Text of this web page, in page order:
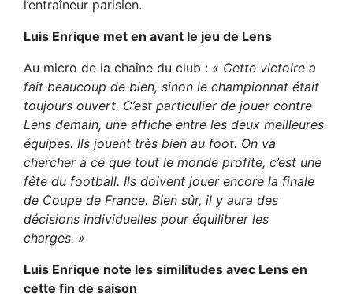
l’entraîneur parisien.
Luis Enrique met en avant le jeu de Lens
Au micro de la chaîne du club : « Cette victoire a
fait beaucoup de bien, sinon le championnat était
toujours ouvert. C’est particulier de jouer contre
Lens demain, une affiche entre les deux meilleures
équipes. Ils jouent très bien au foot. On va
chercher à ce que tout le monde profite, c’est une
fête du football. Ils doivent jouer encore la finale
de Coupe de France. Bien sûr, il y aura des
décisions individuelles pour équilibrer les
charges. »
Luis Enrique note les similitudes avec Lens en
cette fin de saison